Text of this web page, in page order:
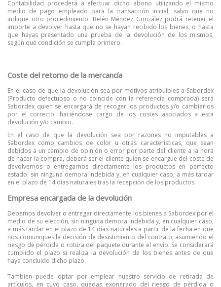
Contabilidad procederá a efectuar dicho abono utilizando el mismo
medio de pago empleado para la transacción inicial, salvo que no
indique otro procedimiento. Belén Méndez González podrá retener el
importe a devolver hasta que no se hayan recibido los bienes, o hasta
que hayas presentado una prueba de la devolución de los mismos,
según qué condición se cumpla primero.
Coste del retorno de la mercancía
En el caso de que la devolución sea por motivos atribuibles a Sabordex
(Producto defectuoso o no coincide con la referencia comprada) será
Sabordex quien se encargará de recoger los productos y/o cambiarlos
por el correcto, haciéndose cargo de los costes asociados a esta
devolución y/o cambio.
En el caso de que la devolución sea por razones no imputables a
Sabordex como cambios de color u otras características, que sean
debidos a un cambio de opinión o error por parte del cliente a la hora
de hacer la compra, deberá ser el cliente quien se encargue del coste de
devolvernos o entregarnos directamente los productos en perfecto
estado, sin ninguna demora indebida y, en cualquier caso, a más tardar
en el plazo de 14 días naturales tras la recepción de los productos.
Empresa encargada de la devolución
Debemos devolver o entregar directamente los bienes a Sabordex por el
medio de su elección, sin ninguna demora indebida y, en cualquier caso,
a más tardar en el plazo de 14 días naturales a partir de la fecha en que
nos comuniques la decisión de desistimiento del contrato, asumiendo el
riesgo de pérdida o rotura del paquete durante el envío. Se considerará
cumplido el plazo si realiza la devolución de los bienes antes de que
haya concluido dicho plazo.
También puede optar por emplear nuestro servicio de retirada de
artículos, en cuyo caso, quedas exonerado del riesgo de pérdida o